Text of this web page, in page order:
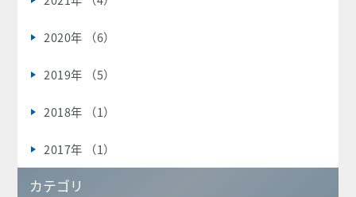
2020年 （6）
2019年 （5）
2018年 （1）
2017年 （1）
カテゴリ